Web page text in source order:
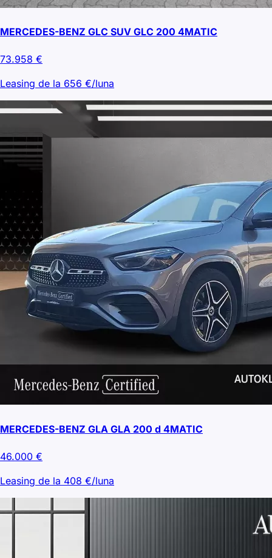
MERCEDES-BENZ GLC SUV GLC 200 4MATIC
73.958 €
Leasing de la 656 €/luna
MERCEDES-BENZ GLA GLA 200 d 4MATIC
46.000 €
Leasing de la 408 €/luna